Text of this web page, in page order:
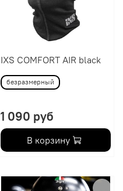
IXS COMFORT AIR black
безразмерный
1 090 руб
В корзину